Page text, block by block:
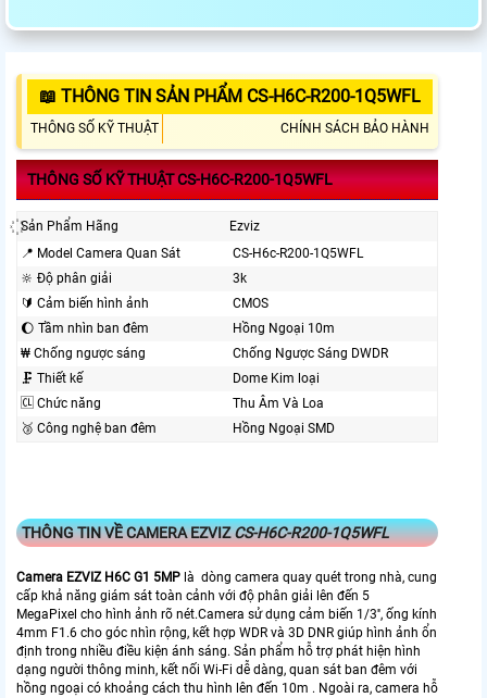
📖 THÔNG TIN SẢN PHẨM CS-H6C-R200-1Q5WFL
THÔNG SỐ KỸ THUẬT CHÍNH SÁCH BẢO HÀNH
THÔNG SỐ KỸ THUẬT CS-H6C-R200-1Q5WFL
꙰ Sản Phẩm Hãng
Ezviz
📍 Model Camera Quan Sát
CS-H6c-R200-1Q5WFL
🔆 Độ phân giải
3k
🔰 Cảm biến hình ảnh
CMOS
🌔 Tầm nhìn ban đêm
Hồng Ngoại 10m
₩ Chống ngược sáng
Chống Ngược Sáng DWDR
🗜️ Thiết kế
Dome Kim loại
🆑 Chức năng
Thu Âm Và Loa
🥉 Công nghệ ban đêm
Hồng Ngoại SMD
THÔNG TIN VỀ CAMERA EZVIZCS-H6C-R200-1Q5WFL
Camera EZVIZ H6C G1 5MP là dòng camera quay quét trong nhà, cung
cấp khả năng giám sát toàn cảnh với độ phân giải lên đến 5
MegaPixel cho hình ảnh rõ nét.Camera sử dụng cảm biến 1/3'', ống kính
4mm F1.6 cho góc nhìn rộng, kết hợp WDR và 3D DNR giúp hình ảnh ổn
định trong nhiều điều kiện ánh sáng. Sản phẩm hỗ trợ phát hiện hình
dạng người thông minh, kết nối Wi-Fi dễ dàng, quan sát ban đêm với
hồng ngoại có khoảng cách thu hình lên đến 10m . Ngoài ra, camera hỗ